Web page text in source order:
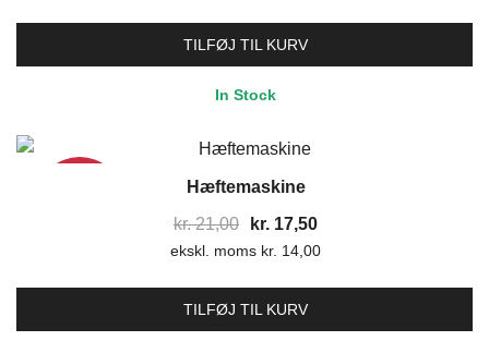
var:
kr. 22,80.kr. 19,00.
TILFØJ TIL KURV
In Stock
Hæftemaskine
kr.21,00
Den
oprindelige
var:
kr. 21,00.
kr. 17,50Den
aktuelle
kr. 17,50.
ekskl. moms kr. 14,00
TILFØJ TIL KURV